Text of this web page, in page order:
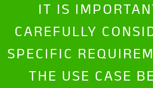
IT IS
CAREFULLY
SPECIFIC
THE USE CASE